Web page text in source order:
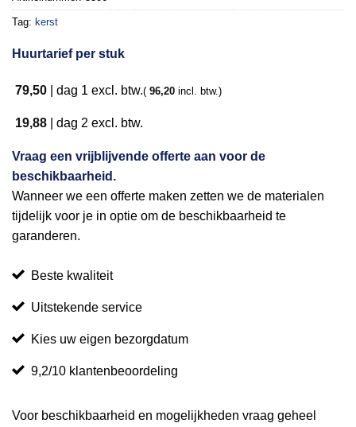
Tag: kerst
Huurtarief per stuk
79,50 dag 1 excl. btw.( 96,20 incl. btw.)
19,88 dag 2 excl. btw.
Vraag een vrijblijvende offerte aan voor de
beschikbaarheid.
Wanneer we een offerte maken zetten we de materialen
tijdelijk voor je in optie om de beschikbaarheid te
garanderen.
Beste kwaliteit
Uitstekende service
Kies uw eigen bezorgdatum
9,2/10 klantenbeoordeling
Voor beschikbaarheid en mogelijkheden vraag geheel